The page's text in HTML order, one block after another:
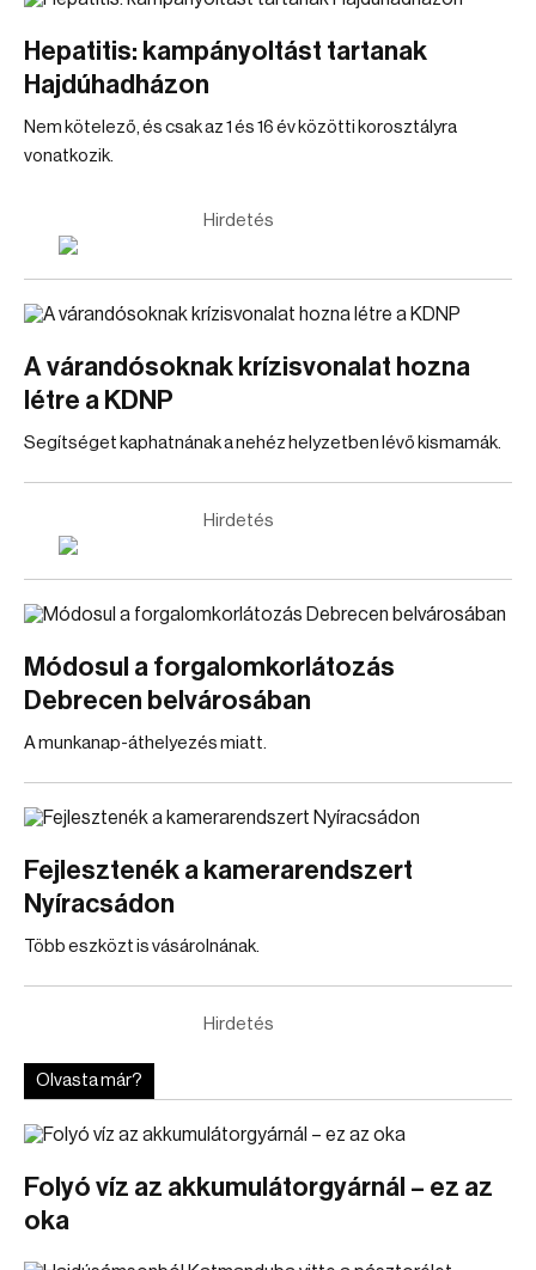
Hepatitis: kampányoltást tartanak
Hajdúhadházon
Nem kötelező, és csak az 1 és 16 év közötti korosztályra
vonatkozik.
Hirdetés
A várandósoknak krízisvonalat hozna
létre a KDNP
Segítséget kaphatnának a nehéz helyzetben lévő kismamák.
Hirdetés
Módosul a forgalomkorlátozás
Debrecen belvárosában
A munkanap-áthelyezés miatt.
Fejlesztenék a kamerarendszert
Nyíracsádon
Több eszközt is vásárolnának.
Hirdetés
Olvasta már?
Folyó víz az akkumulátorgyárnál – ez az
oka